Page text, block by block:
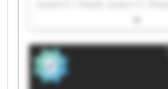
TRADE-GmbH F1-TRADE-GmbH
GmbH F1-TRADE-GmbH F1-
TRADE-GmbH F1-TRADE-GmbH
F1-TRADE-GmbH F1-TRADE-
GmbH F1-TRADE-GmbH